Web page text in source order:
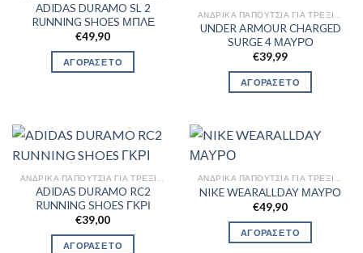
ADIDAS DURAMO SL 2
RUNNING SHOES ΜΠΛΕ
€49,90
ΑΓΟΡΑΣΕ ΤΟ
UNDER ARMOUR CHARGED
SURGE 4 ΜΑΥΡΟ
€39,99
ΑΓΟΡΑΣΕ ΤΟ
ADIDAS DURAMO RC2
RUNNING SHOES ΓΚΡΙ
€39,00
ΑΓΟΡΑΣΕ ΤΟ
NIKE WEARALLDAY ΜΑΥΡΟ
€49,90
ΑΓΟΡΑΣΕ ΤΟ